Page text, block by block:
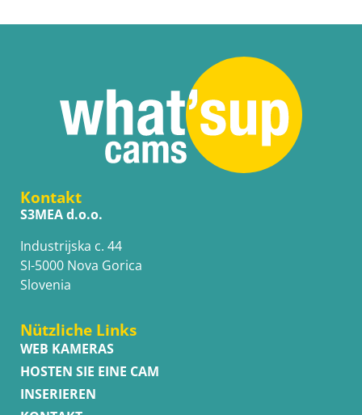
Kontakt
S3MEA d.o.o.
Industrijska c. 44
SI-5000 Nova Gorica
Slovenia
Nützliche Links
WEB KAMERAS
HOSTEN SIE EINE CAM
INSERIEREN